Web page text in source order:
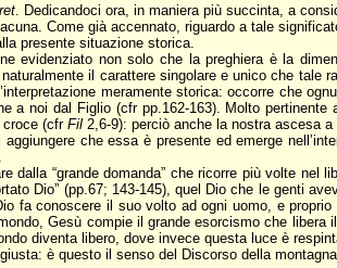
. Dedicandoci ora, in maniera più succinta, a
Come già accennato, riguardo a tale
presente situazione storica.
evidenziato non solo che la preghiera è la
il carattere singolare e unico che tale
meramente storica: occorre che
noi dal Figlio (cfr pp.162-163). Molto pertinente
croce (cfr Fil2,6-9): perciò anche la nostra ascesa
che essa è presente ed emerge
“grande domanda” che ricorre più volte nel
Dio” (pp.67; 143-145), quel Dio che le genti
fa conoscere il suo volto ad ogni uomo, e
Gesù compie il grande esorcismo che libera
diventa libero, dove invece questa luce è
è questo il senso del Discorso della